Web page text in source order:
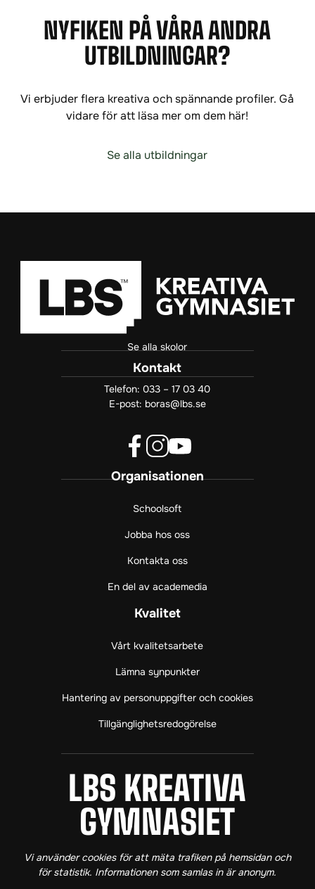
NYFIKEN PÅ VÅRA ANDRA
UTBILDNINGAR?
Vi erbjuder flera kreativa och spännande profiler. Gå
vidare för att läsa mer om dem här!
Se alla utbildningar
Se alla skolor
Kontakt
Telefon:033 – 17 03 40
E-post: boras@lbs.se
a
e
o
k
(
p
n
s
n
t
ö
n
s
t
e
)
n
t
g
a
m
ö
p
a
i
y
f
ö
n
t
r
)
o
t
b
(
ö
p
a
i
y
t
n
s
t
e
r
Organisationen
Schoolsoft
Jobba hos oss
Kontakta oss
En del av academedia
Kvalitet
Vårt kvalitetsarbete
Lämna synpunkter
Hantering av personuppgifter och cookies
Tillgänglighetsredogörelse
LBS KREATIVA
LBS KREATIVA
GYMNASIET
Vi använder cookies för att mäta trafiken på hemsidan och
för statistik. Informationen som samlas in är anonym.